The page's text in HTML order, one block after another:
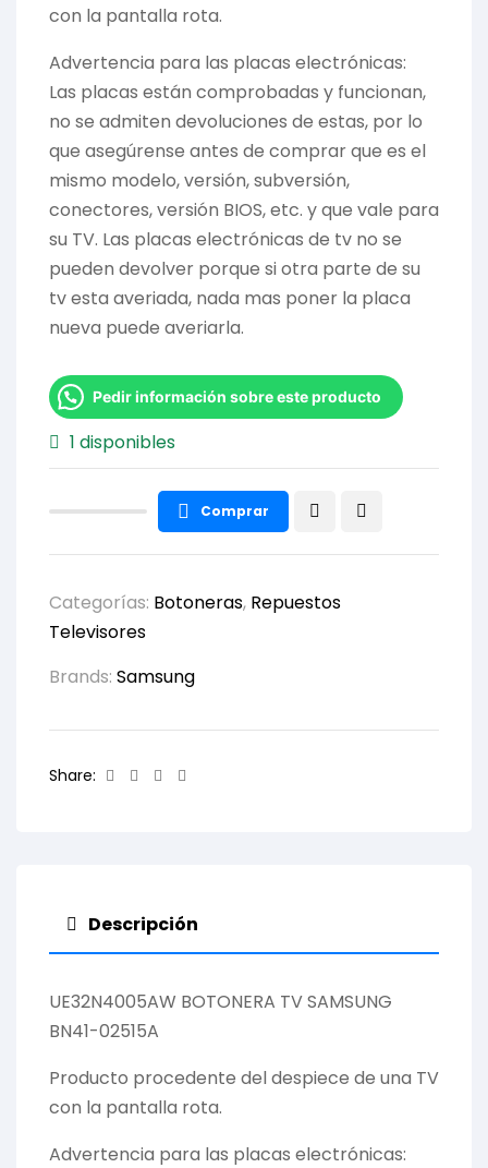
con la pantalla rota.
Advertencia para las placas electrónicas:
Las placas están comprobadas y funcionan,
no se admiten devoluciones de estas, por lo
que asegúrense antes de comprar que es el
mismo modelo, versión, subversión,
conectores, versión BIOS, etc. y que vale para
su TV. Las placas electrónicas de tv no se
pueden devolver porque si otra parte de su
tv esta averiada, nada mas poner la placa
nueva puede averiarla.
Pedir información sobre este producto
1 disponibles
Comprar
Categorías: Botoneras, Repuestos
Televisores
Brands: Samsung
Share: Facebook
TwitterLinkedin
Descripción
UE32N4005AW BOTONERA TV SAMSUNG
BN41-02515A
Producto procedente del despiece de una TV
con la pantalla rota.
Advertencia para las placas electrónicas: